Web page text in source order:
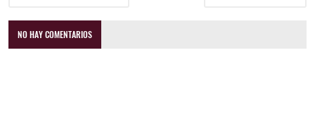
NO HAY COMENTARIOS